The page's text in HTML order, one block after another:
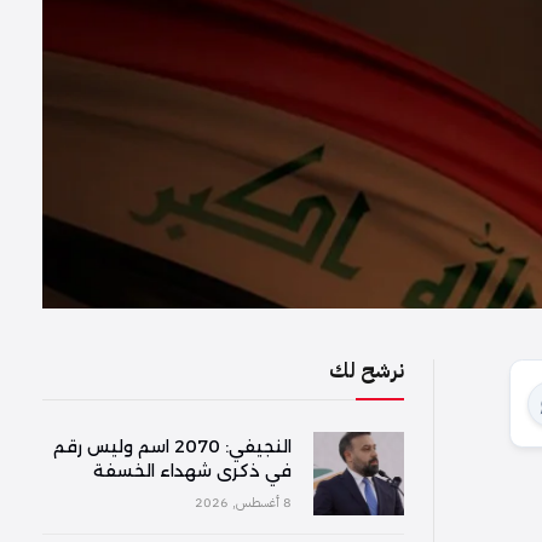
نرشح لك
النجيفي: 2070 اسم وليس رقم
في ذكرى شهداء الخسفة
8 أغسطس, 2026